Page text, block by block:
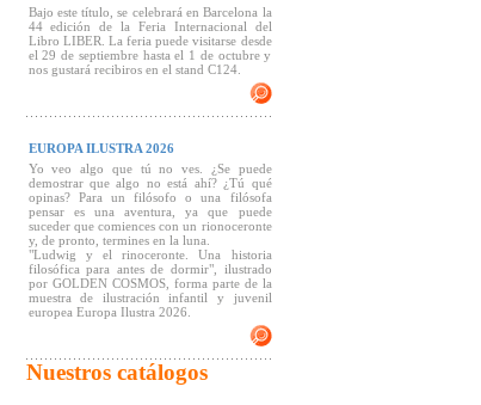
Bajo este título, se celebrará en Barcelona la
44 edición de la Feria Internacional del
Libro LIBER. La feria puede visitarse desde
el 29 de septiembre hasta el 1 de octubre y
nos gustará recibiros en el stand C124.
EUROPA ILUSTRA 2026
Yo veo algo que tú no ves. ¿Se puede
demostrar que algo no está ahí? ¿Tú qué
opinas? Para un filósofo o una filósofa
pensar es una aventura, ya que puede
suceder que comiences con un rionoceronte
y, de pronto, termines en la luna.
"Ludwig y el rinoceronte. Una historia
filosófica para antes de dormir", ilustrado
por GOLDEN COSMOS, forma parte de la
muestra de ilustración infantil y juvenil
europea Europa Ilustra 2026.
Nuestros catálogos